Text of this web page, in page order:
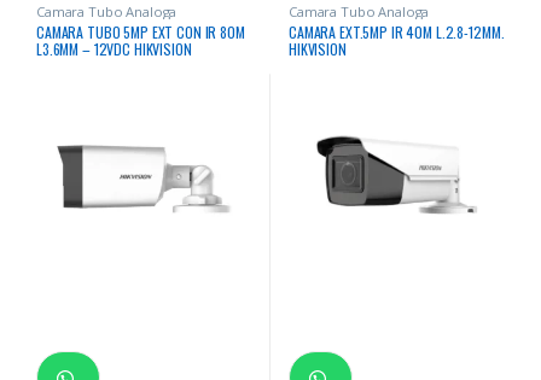
Camara Tubo Analoga
CAMARA TUBO 5MP EXT CON IR 80M
L3.6MM – 12VDC HIKVISION
Camara Tubo Analoga
CAMARA EXT.5MP IR 40M L.2.8-12MM.
HIKVISION